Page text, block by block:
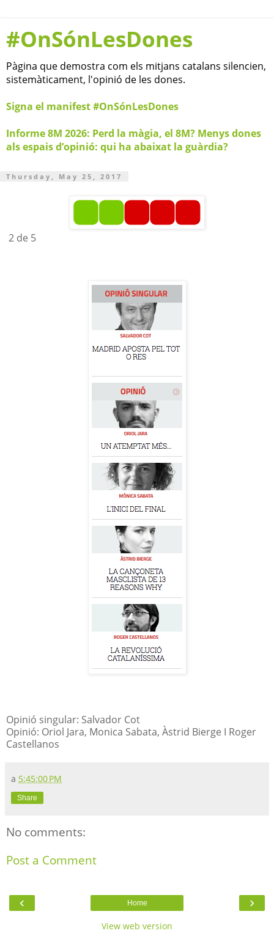
#OnSónLesDones
Pàgina que demostra com els mitjans catalans silencien,
sistemàticament, l'opinió de les dones.
Signa el manifest #OnSónLesDones
Informe 8M 2026: Perd la màgia, el 8M? Menys dones
als espais d’opinió: qui ha abaixat la guàrdia?
Thursday, May 25, 2017
2 de 5
Opinió singular: Salvador Cot
Opinió: Oriol Jara, Monica Sabata, Àstrid Bierge I Roger
Castellanos
a 5:45:00 PM
Share
No comments:
Post a Comment
‹ ›
Home
View web version